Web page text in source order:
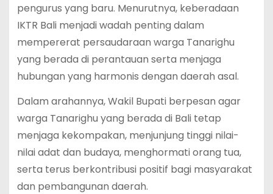
pengurus yang baru. Menurutnya, keberadaan
IKTR Bali menjadi wadah penting dalam
mempererat persaudaraan warga Tanarighu
yang berada di perantauan serta menjaga
hubungan yang harmonis dengan daerah asal.
Dalam arahannya, Wakil Bupati berpesan agar
warga Tanarighu yang berada di Bali tetap
menjaga kekompakan, menjunjung tinggi nilai-
nilai adat dan budaya, menghormati orang tua,
serta terus berkontribusi positif bagi masyarakat
dan pembangunan daerah.